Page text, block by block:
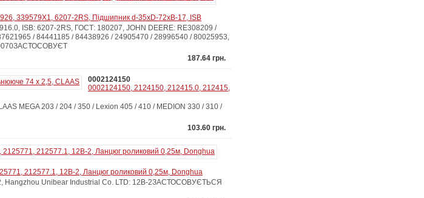
339579X1, 6207-2RS, Підшипник d-35xD-72xB-17, ISB
ISB: 6207-2RS, ГОСТ: 180207, JOHN DEERE: RE308209 /
/ 84441185 / 84438926 / 24905470 / 28996540 / 80025953,
187.64 грн.
0002124150
0002124150, 2124150, 212415.0, 212415,
MEGA 203 / 204 / 350 / Lexion 405 / 410 / MEDION 330 / 310 /
103.60 грн.
212577.1, 12B-2, Ланцюг роликовий 0,25м, Donghua
Hangzhou Unibear Industrial Co. LTD: 12B-2ЗАСТОСОВУЄТЬСЯ